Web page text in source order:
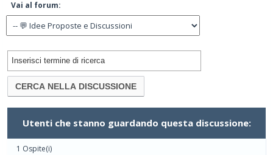
Vai al forum:
Utenti che stanno guardando questa discussione:
1 Ospite(i)